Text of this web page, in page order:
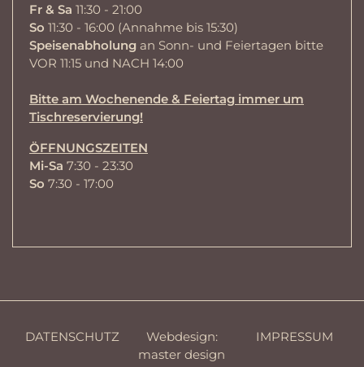
Fr & Sa 11:30 - 21:00
So 11:30 - 16:00 (Annahme bis 15:30)
Speisenabholung an Sonn- und Feiertagen bitte
VOR 11:15 und NACH 14:00
Bitte am Wochenende & Feiertag immer um
Tischreservierung!
ÖFFNUNGSZEITEN
Mi-Sa 7:30 - 23:30
So 7:30 - 17:00
DATENSCHUTZ
Webdesign:
master design
IMPRESSUM